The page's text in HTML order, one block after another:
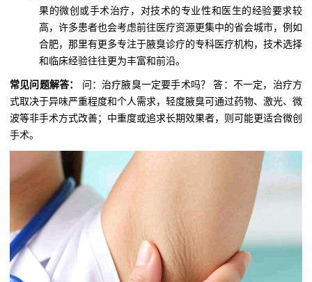
果的微创或手术治疗，对技术的专业性和医生的经验要求较
高，许多患者也会考虑前往医疗资源更集中的省会城市，例如
合肥，那里有更多专注于腋臭诊疗的专科医疗机构，技术选择
和临床经验往往更为丰富和前沿。
常见问题解答：
问：治疗腋臭一定要手术吗？ 答：不一定，治疗方
式取决于异味严重程度和个人需求，轻度腋臭可通过药物、激光、微
波等非手术方式改善；中重度或追求长期效果者，则可能更适合微创
手术。